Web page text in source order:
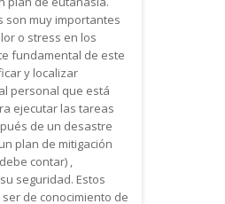
son muy importantes
o stress en los
fundamental de este
y localizar
personal que está
ejecutar las tareas
de un desastre
plan de mitigación
contar) ,
seguridad. Estos
de conocimiento de